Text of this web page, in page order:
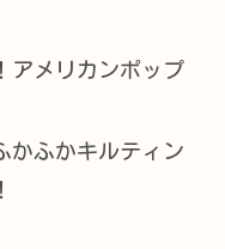
アメリカンポップ
かふかキルティン